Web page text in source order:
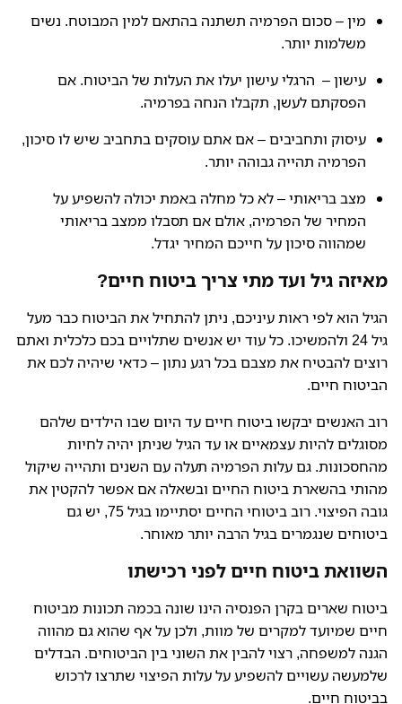
מין – סכום הפרמיה תשתנה בהתאם למין המבוטח. נשים
משלמות יותר.
עישון – הרגלי עישון יעלו את העלות של הביטוח. אם
הפסקתם לעשן, תקבלו הנחה בפרמיה.
עיסוק ותחביבים – אם אתם עוסקים בתחביב שיש לו סיכון,
הפרמיה תהייה גבוהה יותר.
מצב בריאותי – לא כל מחלה באמת יכולה להשפיע על
המחיר של הפרמיה, אולם אם תסבלו ממצב בריאותי
שמהווה סיכון על חייכם המחיר יגדל.
מאיזה גיל ועד מתי צריך ביטוח חיים?
הגיל הוא לפי ראות עיניכם, ניתן להתחיל את הביטוח כבר מעל
גיל 24 ולהמשיכו. כל עוד יש אנשים שתלויים בכם כלכלית ואתם
רוצים להבטיח את מצבם בכל רגע נתון – כדאי שיהיה לכם את
הביטוח חיים.
רוב האנשים יבקשו ביטוח חיים עד היום שבו הילדים שלהם
מסוגלים להיות עצמאיים או עד הגיל שניתן יהיה לחיות
מהחסכונות. גם עלות הפרמיה תעלה עם השנים ותהייה שיקול
מהותי בהשארת ביטוח החיים ובשאלה אם אפשר להקטין את
גובה הפיצוי. רוב ביטוחי החיים יסתיימו בגיל 75, יש גם
ביטוחים שנגמרים בגיל הרבה יותר מאוחר.
השוואת ביטוח חיים לפני רכישתו
ביטוח שארים בקרן הפנסיה הינו שונה בכמה תכונות מביטוח
חיים שמיועד למקרים של מוות, ולכן על אף שהוא גם מהווה
הגנה למשפחה, רצוי להבין את השוני בין הביטוחים. הבדלים
שלמעשה עשויים להשפיע על עלות הפיצוי שתרצו לרכוש
בביטוח חיים.